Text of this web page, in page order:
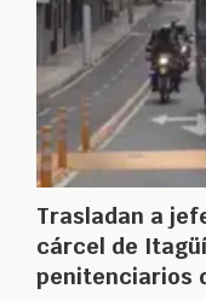
Trasladan a
cárcel de
penitenciarios